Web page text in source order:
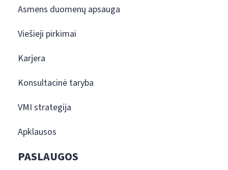
Asmens duomenų apsauga
Viešieji pirkimai
Karjera
Konsultacinė taryba
VMI strategija
Apklausos
PASLAUGOS